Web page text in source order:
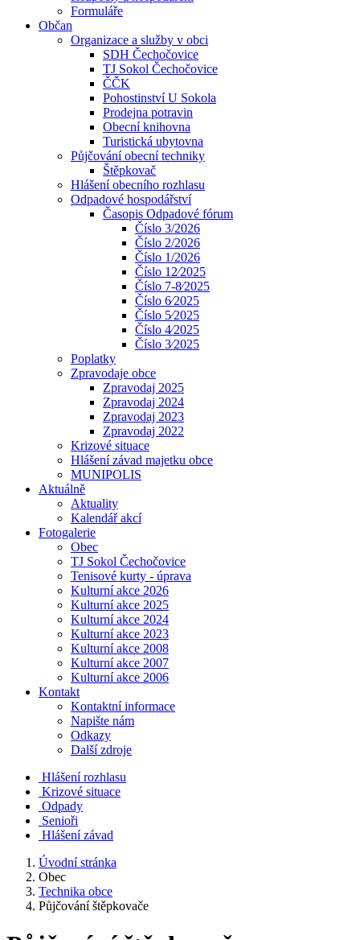
Formuláře
Občan
Organizace a služby v obci
SDH Čechočovice
TJ Sokol Čechočovice
ČČK
Pohostinství U Sokola
Prodejna potravin
Obecní knihovna
Turistická ubytovna
Půjčování obecní techniky
Štěpkovač
Hlášení obecního rozhlasu
Odpadové hospodářství
Časopis Odpadové fórum
Číslo 3/2026
Číslo 2/2026
Číslo 1/2026
Číslo 12⁄2025
Číslo 7-8⁄2025
Číslo 6⁄2025
Číslo 5⁄2025
Číslo 4⁄2025
Číslo 3⁄2025
Poplatky
Zpravodaje obce
Zpravodaj 2025
Zpravodaj 2024
Zpravodaj 2023
Zpravodaj 2022
Krizové situace
Hlášení závad majetku obce
MUNIPOLIS
Aktuálně
Aktuality
Kalendář akcí
Fotogalerie
Obec
TJ Sokol Čechočovice
Tenisové kurty - úprava
Kulturní akce 2026
Kulturní akce 2025
Kulturní akce 2024
Kulturní akce 2023
Kulturní akce 2008
Kulturní akce 2007
Kulturní akce 2006
Kontakt
Kontaktní informace
Napište nám
Odkazy
Další zdroje
Hlášení rozhlasu
Krizové situace
Odpady
Senioři
Hlášení závad
Úvodní stránka
Obec
Technika obce
Půjčování štěpkovače